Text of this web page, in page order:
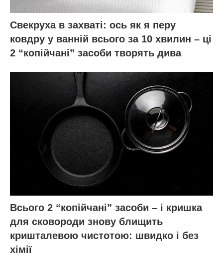
Свекруха в захваті: ось як я перу
ковдру у ванній всього за 10 хвилин – ці
2 “копійчані” засоби творять дива
Всього 2 “копійчані” засоби – і кришка
для сковороди знову блищить
кришталевою чистотою: швидко і без
хімії